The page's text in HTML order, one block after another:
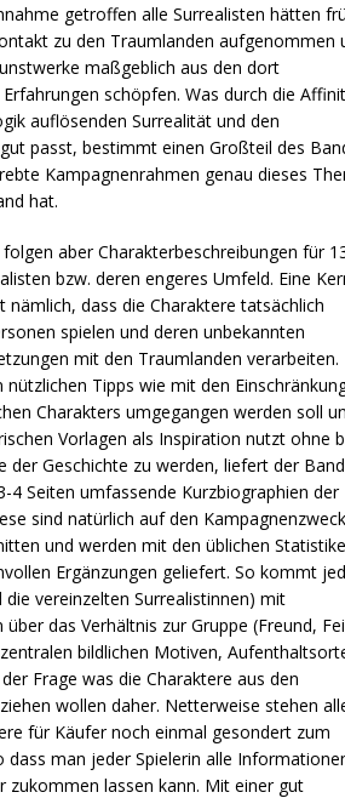
getroffen alle Surrealisten hätten
zu den Traumlanden aufgenommen
maßgeblich aus den dort
schöpfen. Was durch die
auflösenden Surrealität und den
passt, bestimmt einen Großteil des
Kampagnenrahmen genau dieses
hat.
aber Charakterbeschreibungen für
bzw. deren engeres Umfeld. Eine
nämlich, dass die Charaktere tatsächlich
spielen und deren unbekannten
mit den Traumlanden verarbeiten.
nützlichen Tipps wie mit den
Charakters umgegangen werden soll
Vorlagen als Inspiration nutzt ohne
der Geschichte zu werden, liefert der Band
4 Seiten umfassende Kurzbiographien der
sind natürlich auf den
und werden mit den üblichen
Ergänzungen geliefert. So kommt
die vereinzelten Surrealistinnen) mit
das Verhältnis zur Gruppe (Freund,
bildlichen Motiven,
Frage was die Charaktere aus den
wollen daher. Netterweise stehen
für Käufer noch einmal gesondert zum
dass man jeder Spielerin alle
zukommen lassen kann. Mit einer gut